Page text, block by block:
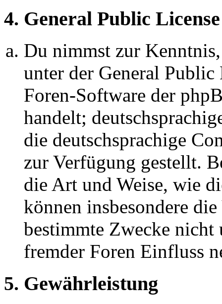
4. General Public License
Du nimmst zur
unter der General
Foren-Software der
handelt;
die deutschsprachige
zur Verfügung gestellt.
die Art und Weise, wie
können insbesondere
bestimmte Zwecke nicht
fremder Foren Einfluss
5. Gewährleistung